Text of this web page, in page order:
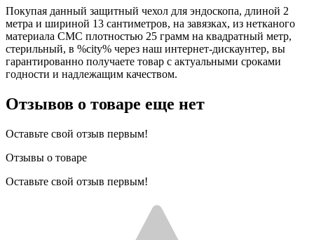
Покупая данный защитный чехол для эндоскопа, длиной 2
метра и шириной 13 сантиметров, на завязках, из нетканого
материала СМС плотностью 25 грамм на квадратный метр,
стерильный, в %city% через наш интернет-дискаунтер, вы
гарантированно получаете товар с актуальными сроками
годности и надлежащим качеством.
Отзывов о товаре еще нет
Оставьте свой отзыв первым!
Отзывы о товаре
Оставьте свой отзыв первым!